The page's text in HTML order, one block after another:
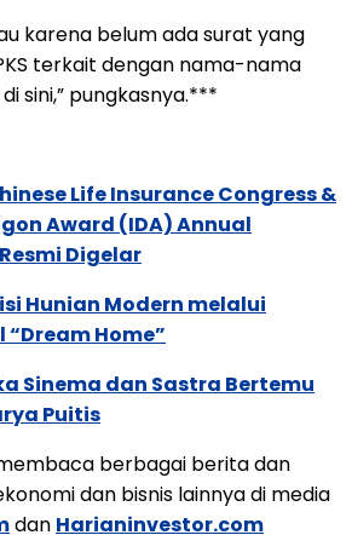
karena belum ada surat yang
terkait dengan nama-nama
sini,” pungkasnya.***
Life Insurance Congress &
Award (IDA) Annual
Digelar
Hunian Modern melalui
Home”
Sinema dan Sastra Bertemu
Puitis
berbagai berita dan
dan bisnis lainnya di media
dan Harianinvestor.com